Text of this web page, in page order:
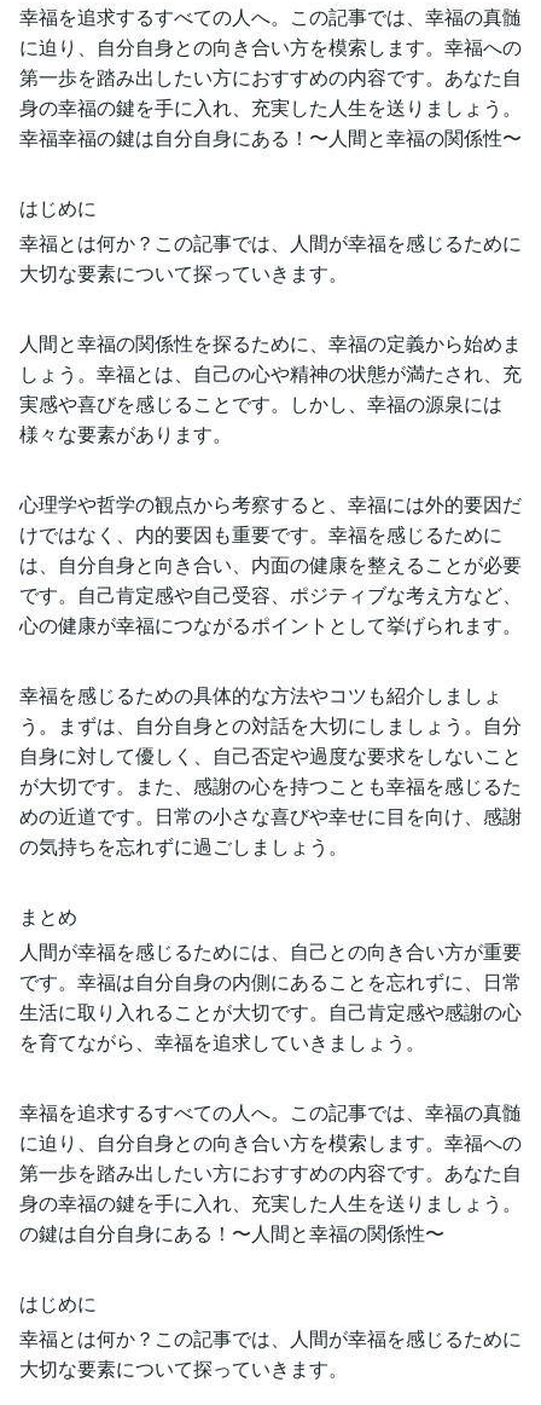
幸福を追求するすべての人へ。この記事では、幸福の真髄
に迫り、自分自身との向き合い方を模索します。幸福への
第一歩を踏み出したい方におすすめの内容です。あなた自
身の幸福の鍵を手に入れ、充実した人生を送りましょう。
幸福幸福の鍵は自分自身にある！〜人間と幸福の関係性〜
はじめに
幸福とは何か？この記事では、人間が幸福を感じるために
大切な要素について探っていきます。
人間と幸福の関係性を探るために、幸福の定義から始めま
しょう。幸福とは、自己の心や精神の状態が満たされ、充
実感や喜びを感じることです。しかし、幸福の源泉には
様々な要素があります。
心理学や哲学の観点から考察すると、幸福には外的要因だ
けではなく、内的要因も重要です。幸福を感じるために
は、自分自身と向き合い、内面の健康を整えることが必要
です。自己肯定感や自己受容、ポジティブな考え方など、
心の健康が幸福につながるポイントとして挙げられます。
幸福を感じるための具体的な方法やコツも紹介しましょ
う。まずは、自分自身との対話を大切にしましょう。自分
自身に対して優しく、自己否定や過度な要求をしないこと
が大切です。また、感謝の心を持つことも幸福を感じるた
めの近道です。日常の小さな喜びや幸せに目を向け、感謝
の気持ちを忘れずに過ごしましょう。
まとめ
人間が幸福を感じるためには、自己との向き合い方が重要
です。幸福は自分自身の内側にあることを忘れずに、日常
生活に取り入れることが大切です。自己肯定感や感謝の心
を育てながら、幸福を追求していきましょう。
幸福を追求するすべての人へ。この記事では、幸福の真髄
に迫り、自分自身との向き合い方を模索します。幸福への
第一歩を踏み出したい方におすすめの内容です。あなた自
身の幸福の鍵を手に入れ、充実した人生を送りましょう。
の鍵は自分自身にある！〜人間と幸福の関係性〜
はじめに
幸福とは何か？この記事では、人間が幸福を感じるために
大切な要素について探っていきます。